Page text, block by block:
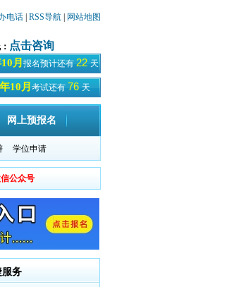
电话 RSS导航 网站地图
点击咨询
月 报名预计还有 22 天
10月 考试还有 76 天
网上预报名
学位申请
公众号
服务